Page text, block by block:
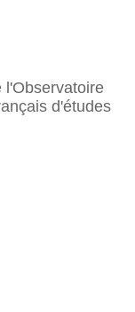
l'Observatoire
d'études